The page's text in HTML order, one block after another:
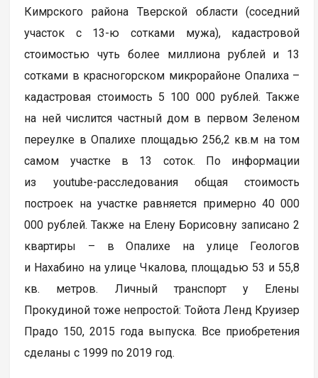
Кимрского района Тверской области (соседний
участок с 13-ю сотками мужа), кадастровой
стоимостью чуть более миллиона рублей и 13
сотками в красногорском микрорайоне Опалиха –
кадастровая стоимость 5 100 000 рублей. Также
на ней числится частный дом в первом Зеленом
переулке в Опалихе площадью 256,2 кв.м на том
самом участке в 13 соток. По информации
из youtube-расследования общая стоимость
построек на участке равняется примерно 40 000
000 рублей. Также на Елену Борисовну записано 2
квартиры – в Опалихе на улице Геологов
и Нахабино на улице Чкалова, площадью 53 и 55,8
кв. метров. Личный транспорт у Елены
Прокудиной тоже непростой: Тойота Ленд Круизер
Прадо 150, 2015 года выпуска. Все приобретения
сделаны с 1999 по 2019 год.